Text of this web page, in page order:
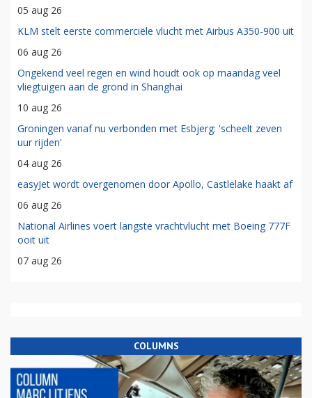
05 aug 26
KLM stelt eerste commerciële vlucht met Airbus A350-900 uit
06 aug 26
Ongekend veel regen en wind houdt ook op maandag veel
vliegtuigen aan de grond in Shanghai
10 aug 26
Groningen vanaf nu verbonden met Esbjerg: 'scheelt zeven
uur rijden'
04 aug 26
easyJet wordt overgenomen door Apollo, Castlelake haakt af
06 aug 26
National Airlines voert langste vrachtvlucht met Boeing 777F
ooit uit
07 aug 26
COLUMNS